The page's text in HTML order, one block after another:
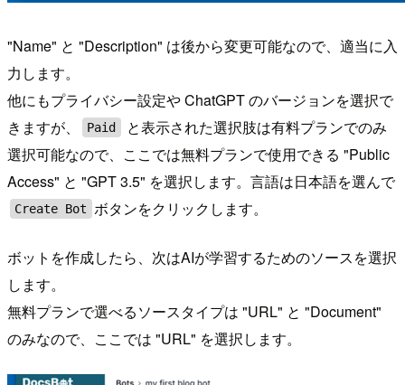
"Name" と "Description" は後から変更可能なので、適当に入
力します。
他にもプライバシー設定や ChatGPT のバージョンを選択で
きますが、
Paid
と表示された選択肢は有料プランでのみ
選択可能なので、ここでは無料プランで使用できる "Public
Access" と "GPT 3.5" を選択します。言語は日本語を選んで
Create Bot ボタンをクリックします。
ボットを作成したら、次はAIが学習するためのソースを選択
します。
無料プランで選べるソースタイプは "URL" と "Document"
のみなので、ここでは "URL" を選択します。